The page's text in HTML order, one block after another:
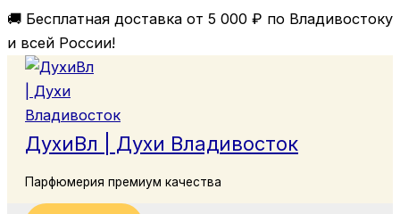
🚚 Бесплатная доставка от 5 000 ₽ по Владивостоку
и всей России!
Перейти
содержимому
ДухиВл | Духи Владивосток
Парфюмерия премиум качества